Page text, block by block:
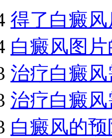
得了白癜
白癜风图
治疗白癜
治疗白癜
白癜风的